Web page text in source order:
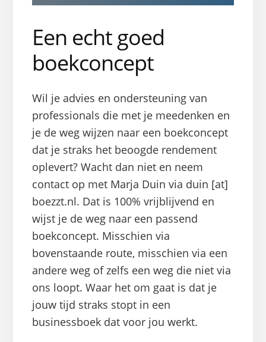
Een echt goed
boekconcept
Wil je advies en ondersteuning van
professionals die met je meedenken en
je de weg wijzen naar een boekconcept
dat je straks het beoogde rendement
oplevert? Wacht dan niet en neem
contact op met Marja Duin via duin [at]
boezzt.nl. Dat is 100% vrijblijvend en
wijst je de weg naar een passend
boekconcept. Misschien via
bovenstaande route, misschien via een
andere weg of zelfs een weg die niet via
ons loopt. Waar het om gaat is dat je
jouw tijd straks stopt in een
businessboek dat voor jou werkt.